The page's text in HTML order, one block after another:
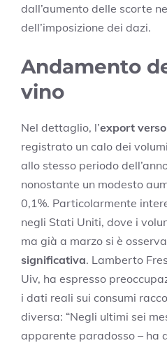
dall’aumento delle scorte
dell’imposizione dei dazi.
Andamento
vino
Nel dettaglio, l’export
registrato un calo dei
allo stesso periodo
nonostante un modesto
0,1%. Particolarmente
negli Stati Uniti, dove i
ma già a marzo si è
significativa. Lamberto
Uiv, ha espresso
i dati reali sui consumi
diversa: “Negli ultimi sei
apparente paradosso – ha